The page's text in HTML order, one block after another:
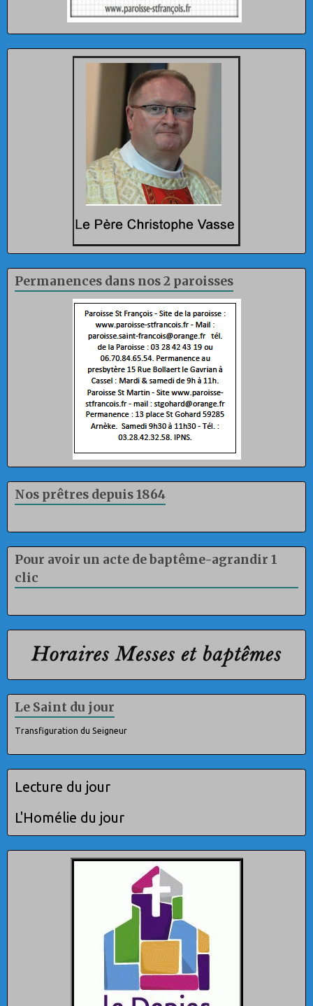
Permanences dans nos 2 paroisses
Nos prêtres depuis 1864
Pour avoir un acte de baptême-agrandir 1
clic
Le Saint du jour
Transfiguration du Seigneur
Lecture du jour
L'Homélie du jour